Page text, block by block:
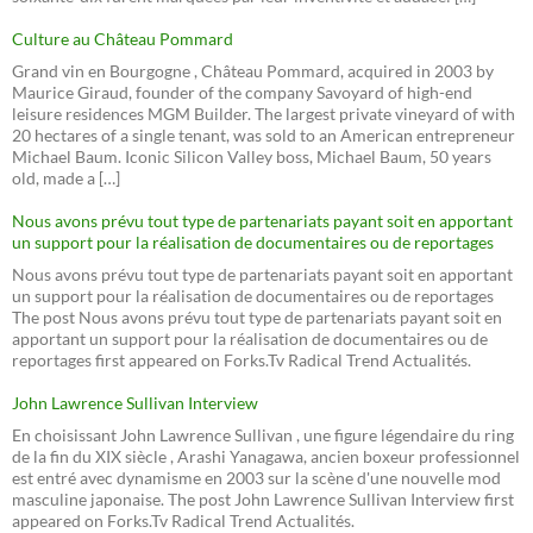
Culture au Château Pommard
Grand vin en Bourgogne , Château Pommard, acquired in 2003 by
Maurice Giraud, founder of the company Savoyard of high-end
leisure residences MGM Builder. The largest private vineyard of with
20 hectares of a single tenant, was sold to an American entrepreneur
Michael Baum. Iconic Silicon Valley boss, Michael Baum, 50 years
old, made a […]
Nous avons prévu tout type de partenariats payant soit en apportant
un support pour la réalisation de documentaires ou de reportages
Nous avons prévu tout type de partenariats payant soit en apportant
un support pour la réalisation de documentaires ou de reportages
The post Nous avons prévu tout type de partenariats payant soit en
apportant un support pour la réalisation de documentaires ou de
reportages first appeared on Forks.Tv Radical Trend Actualités.
John Lawrence Sullivan Interview
En choisissant John Lawrence Sullivan , une figure légendaire du ring
de la fin du XIX siècle , Arashi Yanagawa, ancien boxeur professionnel
est entré avec dynamisme en 2003 sur la scène d'une nouvelle mod
masculine japonaise. The post John Lawrence Sullivan Interview first
appeared on Forks.Tv Radical Trend Actualités.